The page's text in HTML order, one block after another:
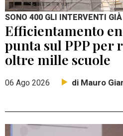
SONO 400 GLI INTERVENTI
Efficientamento
punta sul PPP per
oltre mille scuole
06 Ago 2026 di Mauro